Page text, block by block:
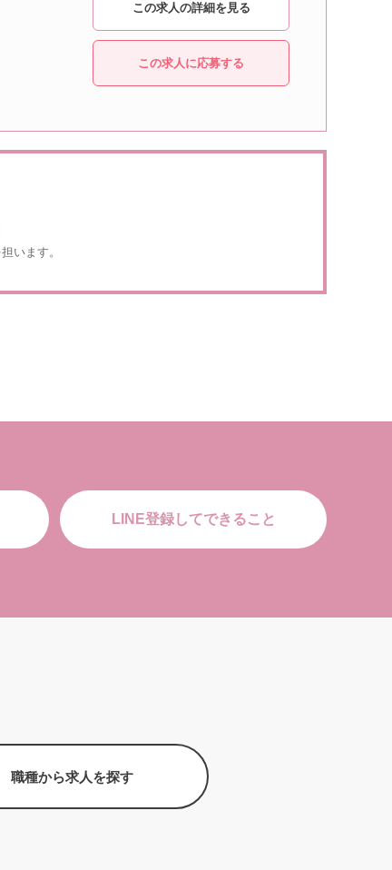
この求人の詳細を見る
この求人に応募する
います。
LINE登録してできること
職種から求人を探す